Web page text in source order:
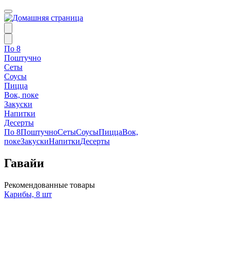
По 8
Поштучно
Сеты
Соусы
Пицца
Вок, поке
Закуски
Напитки
Десерты
По 8ПоштучноСетыСоусыПиццаВок,
покеЗакускиНапиткиДесерты
Гавайи
Рекомендованные товары
Карибы, 8 шт